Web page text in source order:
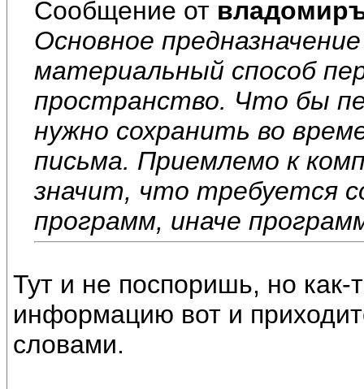
Сообщение от
Основное
материальный способ
пространство. Что бы
нужно сохранить во
письма. Приемлемо к
значит, что требуется
программ, иначе
Тут и не поспоришь, но как-
информацию вот и
словами.